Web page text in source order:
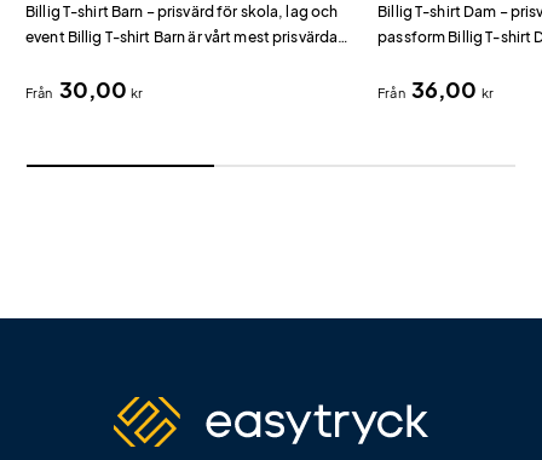
Billig T-shirt Barn – prisvärd för skola, lag och
event Billig T-shirt Barn är vårt mest prisvärda
Från 30,00kr
Billig T-shirt Dam –
passform Billig T-shirt
tryck.
Från 36,00 kr